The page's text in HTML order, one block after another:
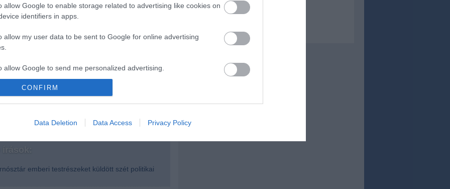
allow Google to enable storage related to advertising like cookies on
identifiers in apps.
allow my user data to be sent to Google for online advertising
allow Google to send me personalized advertising.
allow Google to enable storage related to analytics like cookies on
identifiers in apps.
allow Google to enable storage related to functionality of the website
allow Google to enable storage related to personalization.
allow Google to enable storage related to security, including
CONFIRM
Data Deletion Data Access Privacy Policy
körökben korábban azzal vált ismertté,
állattetemeket használt, valamint kismacskákat
videók ellen, és különböző kanadai
fel is jelentették a felvételek készítőjét.
a magát pornósztárnak nevező Magnotta kapcsolatban állt az
áldozattal
emberi testrészeket küldött szét politikai